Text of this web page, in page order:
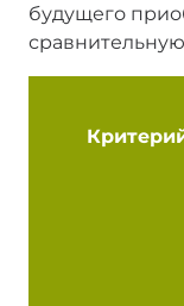
будущего